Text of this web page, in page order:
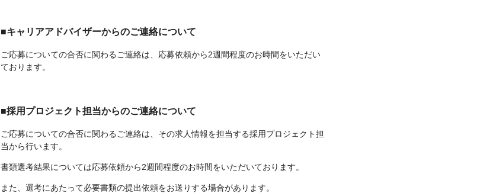
■キャリアアドバイザーからのご連絡について
ご応募についての合否に関わるご連絡は、応募依頼から2週間程度のお時間をいただい
ております。
■採用プロジェクト担当からのご連絡について
ご応募についての合否に関わるご連絡は、その求人情報を担当する採用プロジェクト担
当から行います。
書類選考結果については応募依頼から2週間程度のお時間をいただいております。
また、選考にあたって必要書類の提出依頼をお送りする場合があります。